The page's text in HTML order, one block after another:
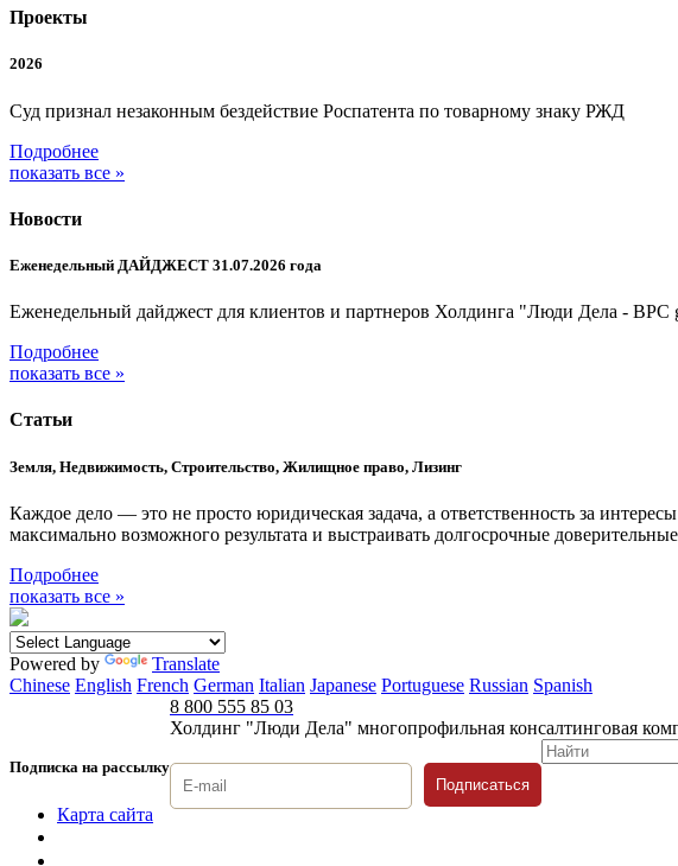
Проекты
2026
Суд признал незаконным бездействие Роспатента по товарному знаку РЖД
Подробнее
показать все »
Новости
Еженедельный ДАЙДЖЕСТ 31.07.2026 года
Еженедельный дайджест для клиентов и партнеров Холдинга "Люди Дела - BPC
Подробнее
показать все »
Статьи
Земля, Недвижимость, Строительство, Жилищное право, Лизинг
Каждое дело — это не просто юридическая задача, а ответственность за
максимально возможного результата и выстраивать долгосрочные
Подробнее
показать все »
Powered by
Translate
Chinese English French German Italian Japanese Portuguese Russian Spanish
Подписка на рассылку
8 800 555 85 03
Холдинг "Люди Дела" многопрофильная консалтинговая
Подписаться
Карта сайта